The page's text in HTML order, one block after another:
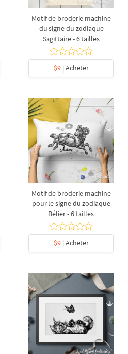
Motif de broderie machine
du signe du zodiaque
Sagittaire - 6 tailles
$9| Acheter
Motif de broderie machine
pour le signe du zodiaque
Bélier - 6 tailles
$9| Acheter